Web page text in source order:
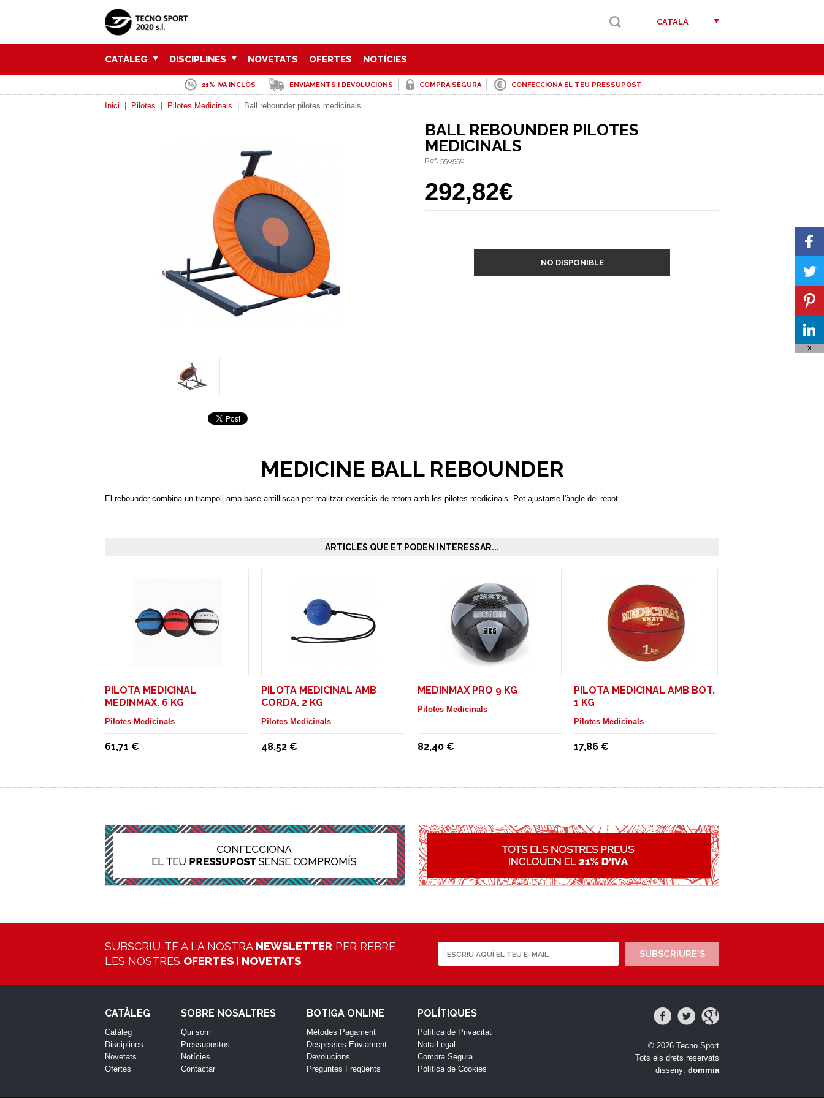
CATALÀ
CATÀLEG DISCIPLINES NOVETATS OFERTES NOTÍCIES
21% IVA INCLÒS ENVIAMENTS I DEVOLUCIONS COMPRA SEGURA CONFECCIONA EL TEU PRESSUPOST
Inici Pilotes Pilotes Medicinals Ball rebounder pilotes medicinals
BALL REBOUNDER PILOTES
MEDICINALS
Ref. 550550
292,82€
NO DISPONIBLE
MEDICINE BALL REBOUNDER
El rebounder combina un trampoli amb base antilliscan per realitzar exercicis de retorn amb les pilotes medicinals. Pot ajustarse l'àngle del rebot.
ARTICLES QUE ET PODEN INTERESSAR...
PILOTA MEDICINAL
MEDINMAX. 6 KG
Pilotes Medicinals
61,71 €
PILOTA MEDICINAL AMB
CORDA. 2 KG
Pilotes Medicinals
48,52 €
MEDINMAX PRO 9 KG
Pilotes Medicinals
82,40 €
PILOTA MEDICINAL AMB BOT.
1 KG
Pilotes Medicinals
17,86 €
SUBSCRIU-TE A LA NOSTRA NEWSLETTER PER REBRE
LES NOSTRES OFERTES I NOVETATS
SUBSCRIURE'S
CATÀLEG
Catàleg
Disciplines
Novetats
Ofertes
SOBRE NOSALTRES
Qui som
Pressupostos
Notícies
Contactar
BOTIGA ONLINE
Mètodes Pagament
Despesses Enviament
Devolucions
Preguntes Freqüents
POLÍTIQUES
Política de Privacitat
Nota Legal
Compra Segura
Política de Cookies
© 2026 Tecno Sport
Tots els drets reservats
disseny: dommia
X